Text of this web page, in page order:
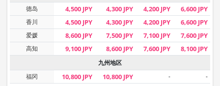
德岛
4,500 JPY 4,300 JPY 4,200 JPY 6,600 JPY
香川 4,500 JPY 4,300 JPY 4,200 JPY 6,600 JPY
爱媛 8,600 JPY 7,500 JPY 7,100 JPY 7,600 JPY
高知 9,100 JPY 8,600 JPY 7,600 JPY 8,100 JPY
九州地区
福冈
10,800 JPY 10,800 JPY - -